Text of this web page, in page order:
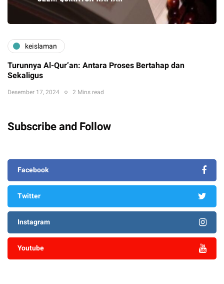
keislaman
Turunnya Al-Qur’an: Antara Proses Bertahap dan
Sekaligus
Desember 17, 2024 2 Mins read
Subscribe and Follow
Facebook
Twitter
Instagram
Youtube